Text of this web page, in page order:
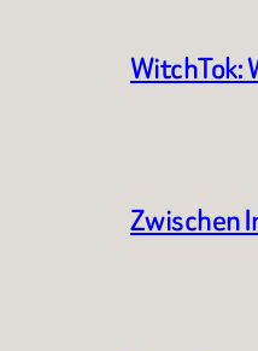
WitchTok:
Zwischen